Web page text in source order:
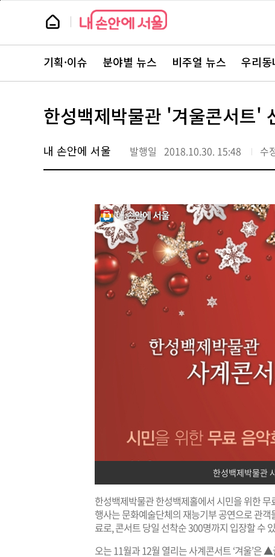
본
뉴
스
뉴
스
주
서
바
로
기획·이슈 분야별 뉴스 비주얼 뉴스 우리
한성백제박물관 '겨울콘서트'
내 손안에 서울 발행일 2018.10.30. 15:48 수
한성백제박물관
한성백제박물관 한성백제홀에서 시민을 위한 무
행사는 문화예술단체의 재능기부 공연으로 관
료로, 콘서트 당일 선착순 300명까지 입장할 수
오는 11월과 12월 열리는 사계콘서트 ‘겨울’은
페